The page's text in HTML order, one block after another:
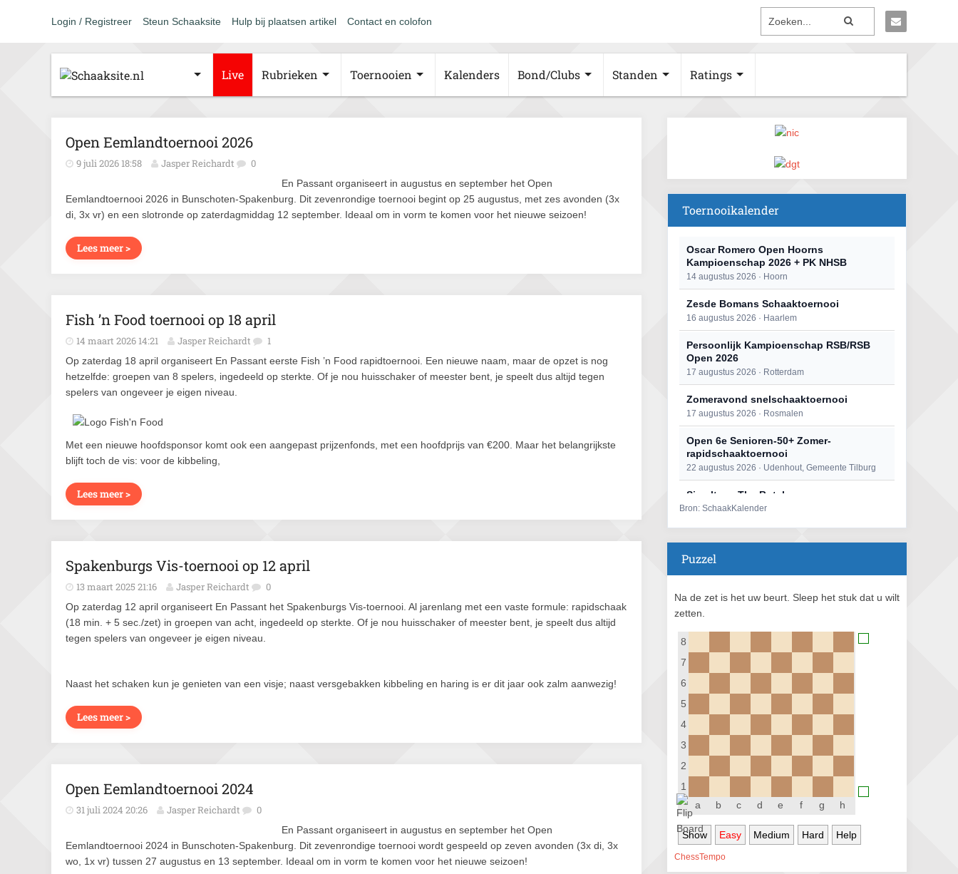
Login / Registreer Steun Schaaksite Hulp bij plaatsen artikel Contact en colofon
Live Rubrieken Toernooien Kalenders Bond/Clubs Standen Ratings
Open Eemlandtoernooi 2026
9 juli 2026 18:58 Jasper Reichardt 0
En Passant organiseert in augustus en september het Open
Eemlandtoernooi 2026 in Bunschoten-Spakenburg. Dit zevenrondige toernooi begint op 25 augustus, met zes avonden (3x
di, 3x vr) en een slotronde op zaterdagmiddag 12 september. Ideaal om in vorm te komen voor het nieuwe seizoen!
Lees meer >
Fish ’n Food toernooi op 18 april
14 maart 2026 14:21 Jasper Reichardt 1
Op zaterdag 18 april organiseert En Passant eerste Fish ’n Food rapidtoernooi. Een nieuwe naam, maar de opzet is nog
hetzelfde: groepen van 8 spelers, ingedeeld op sterkte. Of je nou huisschaker of meester bent, je speelt dus altijd tegen
spelers van ongeveer je eigen niveau.
Met een nieuwe hoofdsponsor komt ook een aangepast prijzenfonds, met een hoofdprijs van €200. Maar het belangrijkste
blijft toch de vis: voor de kibbeling,
Lees meer >
Spakenburgs Vis-toernooi op 12 april
13 maart 2025 21:16 Jasper Reichardt 0
Op zaterdag 12 april organiseert En Passant het Spakenburgs Vis-toernooi. Al jarenlang met een vaste formule: rapidschaak
(18 min. + 5 sec./zet) in groepen van acht, ingedeeld op sterkte. Of je nou huisschaker of meester bent, je speelt dus altijd
tegen spelers van ongeveer je eigen niveau.
Naast het schaken kun je genieten van een visje; naast versgebakken kibbeling en haring is er dit jaar ook zalm aanwezig!
Lees meer >
Open Eemlandtoernooi 2024
31 juli 2024 20:26 Jasper Reichardt 0
En Passant organiseert in augustus en september het Open
Eemlandtoernooi 2024 in Bunschoten-Spakenburg. Dit zevenrondige toernooi wordt gespeeld op zeven avonden (3x di, 3x
wo, 1x vr) tussen 27 augustus en 13 september. Ideaal om in vorm te komen voor het nieuwe seizoen!
Toernooikalender
Oscar Romero Open Hoorns
Kampioenschap 2026 + PK NHSB
14 augustus 2026 · Hoorn
Zesde Bomans Schaaktoernooi
16 augustus 2026 · Haarlem
Persoonlijk Kampioenschap RSB/RSB
Open 2026
17 augustus 2026 · Rotterdam
Zomeravond snelschaaktoernooi
17 augustus 2026 · Rosmalen
Open 6e Senioren-50+ Zomer-
rapidschaaktoernooi
22 augustus 2026 · Udenhout, Gemeente Tilburg
Simultaan The Butcher
22 augustus 2026 · Utrecht
2e Utrechts kroegloperstoernooi
23 augustus 2026 · Utrecht
Open Eemlandtoernooi 2026
25 augustus 2026 · Bunschoten-Spakenburg
28 augustus 2026 · Assen
28 augustus 2026 · Haarlem
28 augustus 2026 · Goirle
29 augustus 2026 · Amersfoort
Kroeg & Loper Leiden
30 augustus 2026 · Leiden
Bron: SchaakKalender
Puzzel
Na de zet is het uw beurt. Sleep het stuk dat u wilt
zetten.
8
7
6
5
4
3
2
1
a
b c d e f g h
Show Easy Medium Hard Help
ChessTempo